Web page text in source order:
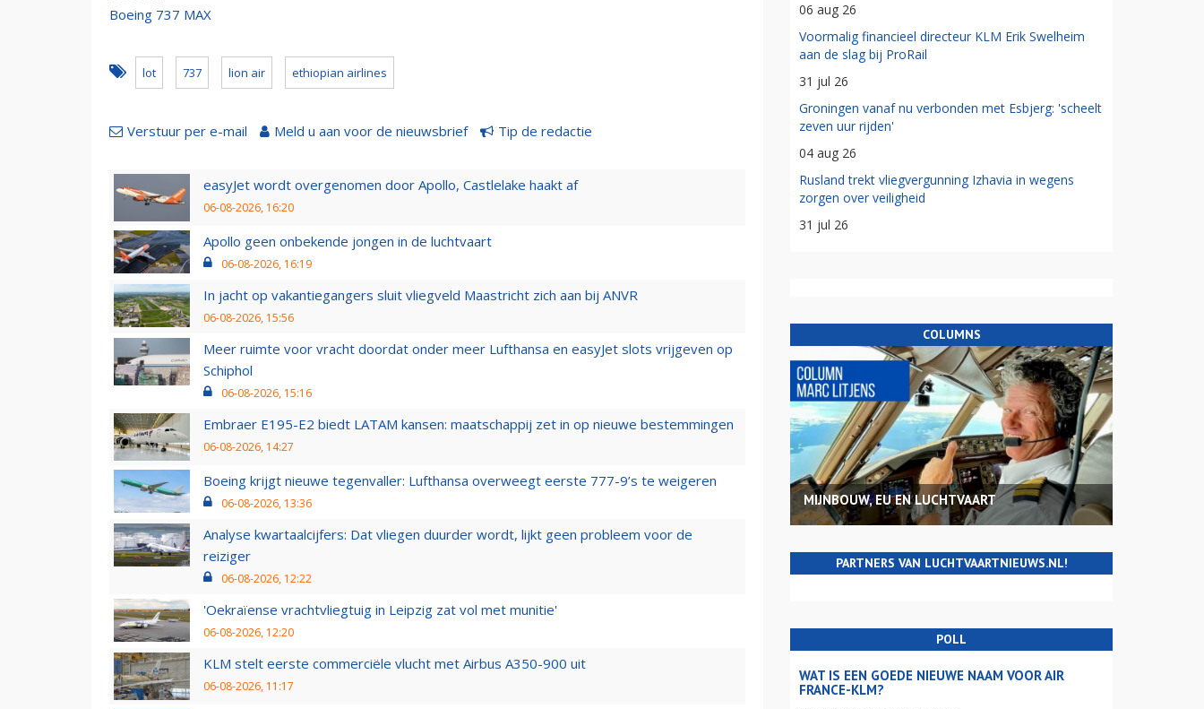
Boeing 737 MAX
lot 737 lion air ethiopian airlines
Verstuur per e-mail Meld u aan voor de nieuwsbrief Tip de redactie
easyJet wordt overgenomen door Apollo, Castlelake haakt af
06-08-2026, 16:20
Apollo geen onbekende jongen in de luchtvaart
06-08-2026, 16:19
In jacht op vakantiegangers sluit vliegveld Maastricht zich aan bij ANVR
06-08-2026, 15:56
Meer ruimte voor vracht doordat onder meer Lufthansa en easyJet slots vrijgeven op
Schiphol
06-08-2026, 15:16
Embraer E195-E2 biedt LATAM kansen: maatschappij zet in op nieuwe bestemmingen
06-08-2026, 14:27
Boeing krijgt nieuwe tegenvaller: Lufthansa overweegt eerste 777-9’s te weigeren
06-08-2026, 13:36
Analyse kwartaalcijfers: Dat vliegen duurder wordt, lijkt geen probleem voor de
reiziger
06-08-2026, 12:22
'Oekraïense vrachtvliegtuig in Leipzig zat vol met munitie'
06-08-2026, 12:20
KLM stelt eerste commerciële vlucht met Airbus A350-900 uit
06-08-2026, 11:17
06 aug 26
Voormalig financieel directeur KLM Erik Swelheim
aan de slag bij ProRail
31 jul 26
Groningen vanaf nu verbonden met Esbjerg: 'scheelt
zeven uur rijden'
04 aug 26
Rusland trekt vliegvergunning Izhavia in wegens
zorgen over veiligheid
31 jul 26
COLUMNS
MIJNBOUW, EU EN LUCHTVAART
PARTNERS VAN LUCHTVAARTNIEUWS.NL!
POLL
WAT IS EEN GOEDE NIEUWE NAAM VOOR AIR
FRANCE-KLM?